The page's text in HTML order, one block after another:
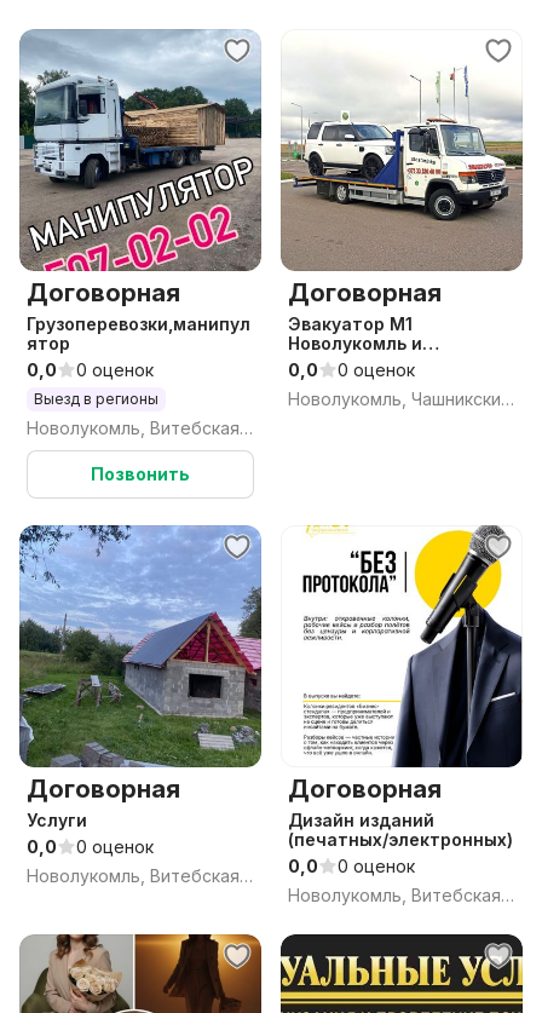
Договорная
Грузоперевозки,манипул
ятор
0,0
0 оценок
Выезд в регионы
Новолукомль, Витебская обл.
Позвонить
Договорная
Эвакуатор М1
Новолукомль и
Витебская область
Круглосуточно
0,0
0 оценок
Новолукомль, Чашникский район, Витебская область
Договорная
Услуги
0,0
0 оценок
Новолукомль, Витебская обл.
Договорная
Дизайн изданий
(печатных/электронных)
0,0
0 оценок
Новолукомль, Витебская обл.